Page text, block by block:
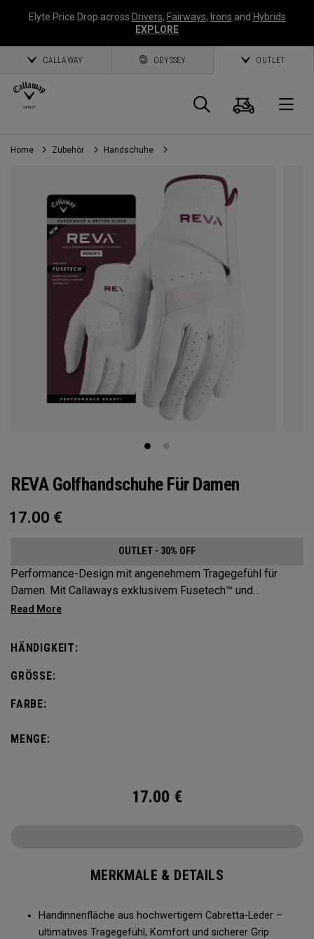
Elyte Price Drop across Drivers, Fairways, Irons and Hybrids
EXPLORE
CALLAWAY ODYSSEY OUTLET
Suche
Home Zubehör Handschuhe
REVA Golfhandschuhe Für Damen
17.00 €
OUTLET - 30% OFF
Performance-Design mit angenehmem Tragegefühl für
Damen. Mit Callaways exklusivem Fusetech™ und
hochwertigem Cabretta-Leder in der Handinnenfläche. Der
und ein angenehmes Tragegefühl.
HÄNDIGKEIT:
GRÖSSE:
FARBE:
MENGE:
17.00 €
MERKMALE & DETAILS
Handinnenfläche aus hochwertigem Cabretta-Leder –
ultimatives Tragegefühl, Komfort und sicherer Grip